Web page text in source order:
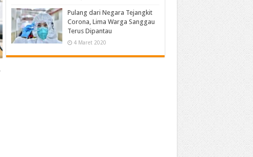
Pulang dari Negara Tejangkit
Corona, Lima Warga Sanggau
Terus Dipantau
4 Maret 2020